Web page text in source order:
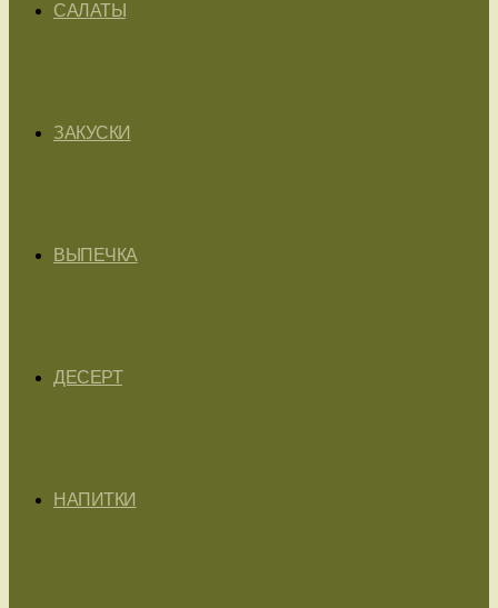
САЛАТЫ
ЗАКУСКИ
ВЫПЕЧКА
ДЕСЕРТ
НАПИТКИ